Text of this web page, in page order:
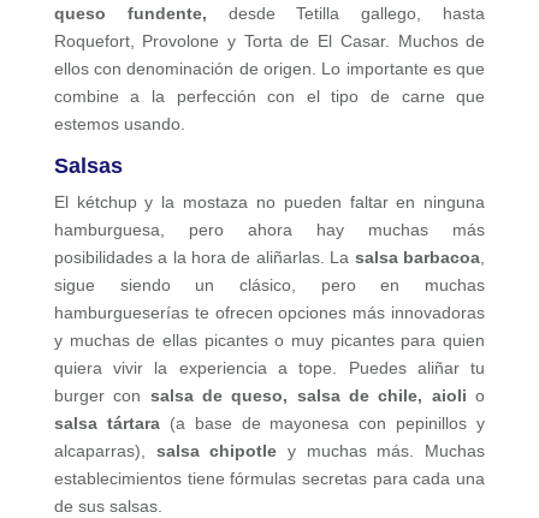
queso fundente, desde Tetilla gallego, hasta
Roquefort, Provolone y Torta de El Casar. Muchos de
ellos con denominación de origen. Lo importante es que
combine a la perfección con el tipo de carne que
estemos usando.
Salsas
El kétchup y la mostaza no pueden faltar en ninguna
hamburguesa, pero ahora hay muchas más
posibilidades a la hora de aliñarlas. La salsa barbacoa
sigue siendo un clásico, pero en muchas
hamburgueserías te ofrecen opciones más innovadoras
y muchas de ellas picantes o muy picantes para quien
quiera vivir la experiencia a tope. Puedes aliñar tu
burger con salsa de queso, salsa de chile, aioli o
salsa tártara(a base de mayonesa con pepinillos y
alcaparras), salsa chipotle y muchas más. Muchas
establecimientos tiene fórmulas secretas para cada una
de sus salsas.